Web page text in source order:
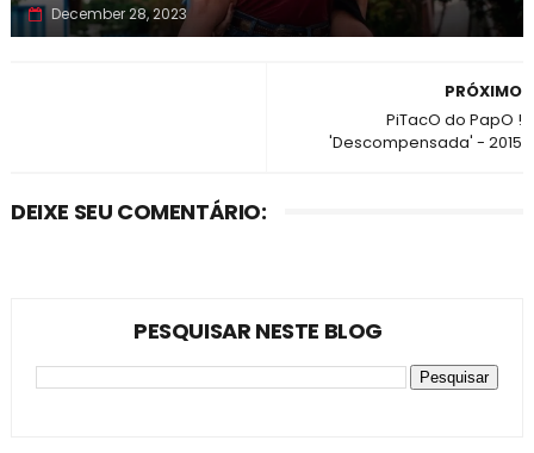
December 28, 2023
PRÓXIMO
PiTacO do PapO !
'Descompensada' - 2015
DEIXE SEU COMENTÁRIO:
PESQUISAR NESTE BLOG